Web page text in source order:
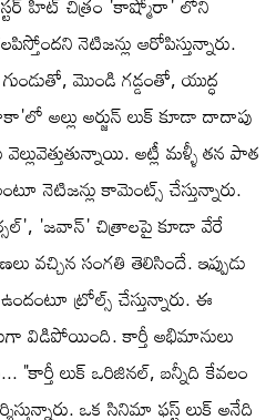
నెటిజన్లు ఆరోపిస్తున్నారు.
మొండి గడ్డంతో, యుద్ధ
అల్లు అర్జున్ లుక్ కూడా దాదాపు
అట్లీ మళ్ళీ తన పాత
నెటిజన్లు కామెంట్స్ చేస్తున్నారు.
'జవాన్' చిత్రాలపై కూడా వేరే
వచ్చిన సంగతి తెలిసిందే. ఇప్పుడు
ట్రోల్స్ చేస్తున్నారు. ఈ
విడిపోయింది. కార్తీ అభిమానులు
"కార్తీ లుక్ ఒరిజినల్, బన్నీది కేవలం
ఒక సినిమా ఫస్ట్ లుక్ అనేది